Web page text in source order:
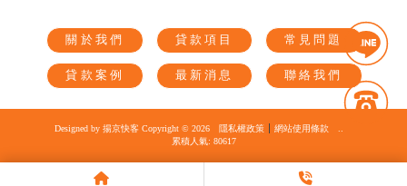
關於我們 貸款項目 常見問題
貸款案例 最新消息 聯絡我們
房屋二胎貸款
Designed by 揚京快客 Copyright © 2026 隱私權政策 網站使用條款
..
累積人氣: 80617